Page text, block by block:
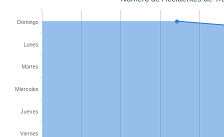
Domingo
Lunes
Martes
Miercoles
Jueves
Viernes